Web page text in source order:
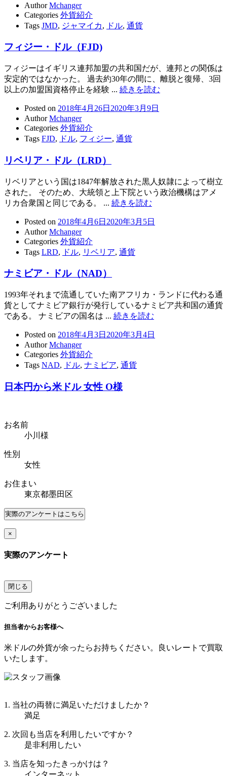
AuthorMchanger
Categories 外貨紹介
Tags JMD, ジャマイカ, ドル, 通貨
フィジー・ドル（FJD)
フィジーはイギリス連邦加盟の共和国だが、連邦との関係は
安定的ではなかった。 過去約30年の間に、離脱と復帰、3回
以上の加盟国資格停止を経験 ... 続きを読む
Posted on 2018年4月26日 2020年3月9日
AuthorMchanger
Categories 外貨紹介
Tags FJD, ドル, フィジー, 通貨
リベリア・ドル（LRD）
リベリアという国は1847年解放された黒人奴隷によって樹立
された。 そのため、大統領と上下院という政治機構はアメ
リカ合衆国と同じである。 ... 続きを読む
Posted on 2018年4月6日 2020年3月5日
AuthorMchanger
Categories 外貨紹介
Tags LRD, ドル, リベリア, 通貨
ナミビア・ドル（NAD）
1993年それまで流通していた南アフリカ・ランドに代わる通
貨としてナミビア銀行が発行しているナミビア共和国の通貨
である。 ナミビアの国名は ... 続きを読む
Posted on 2018年4月3日 2020年3月4日
AuthorMchanger
Categories 外貨紹介
Tags NAD, ドル, ナミビア, 通貨
日本円から米ドル 女性 O様
お名前
小川様
性別
女性
お住まい
東京都墨田区
実際のアンケート はこちら
×
実際のアンケート
閉じる
ご利用ありがとうございました
担当者からお客様へ
米ドルの外貨が余ったらお持ちください。良いレートで買取
いたします。
1. 当社の両替に満足いただけましたか？
満足
2. 次回も当店を利用したいですか？
是非利用したい
3. 当店を知ったきっかけは？